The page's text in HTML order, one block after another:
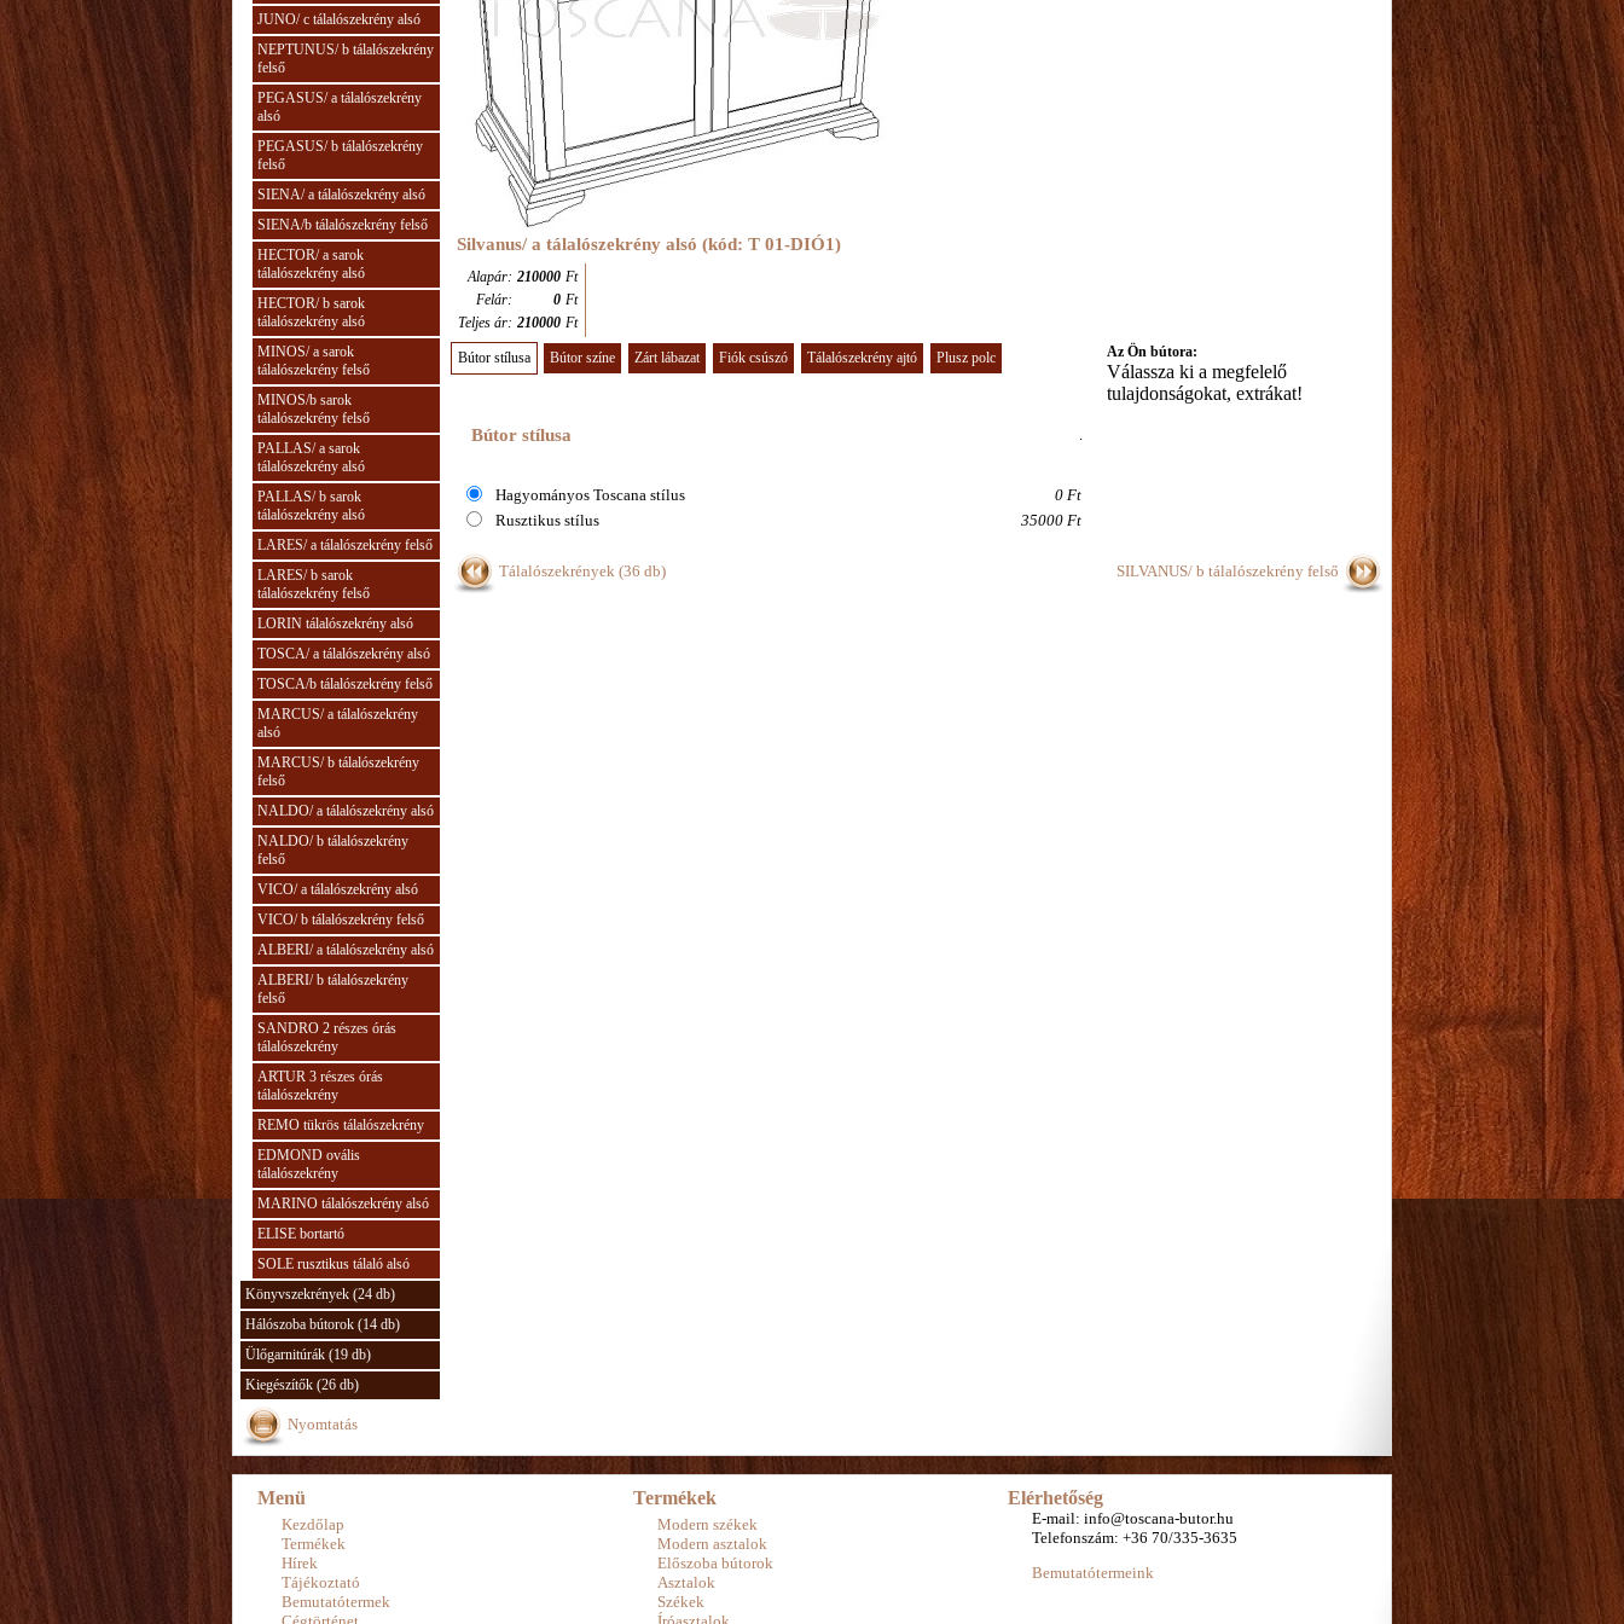
JUNO/ c tálalószekrény alsó
NEPTUNUS/ b tálalószekrény
felső
PEGASUS/ a tálalószekrény
alsó
PEGASUS/ b tálalószekrény
felső
SIENA/ a tálalószekrény alsó
SIENA/b tálalószekrény felső
HECTOR/ a sarok
tálalószekrény alsó
HECTOR/ b sarok
tálalószekrény alsó
MINOS/ a sarok
tálalószekrény felső
MINOS/b sarok
tálalószekrény felső
PALLAS/ a sarok
tálalószekrény alsó
PALLAS/ b sarok
tálalószekrény alsó
LARES/ a tálalószekrény felső
LARES/ b sarok
tálalószekrény felső
LORIN tálalószekrény alsó
TOSCA/ a tálalószekrény alsó
TOSCA/b tálalószekrény felső
MARCUS/ a tálalószekrény
alsó
MARCUS/ b tálalószekrény
felső
NALDO/ a tálalószekrény alsó
NALDO/ b tálalószekrény
felső
VICO/ a tálalószekrény alsó
VICO/ b tálalószekrény felső
ALBERI/ a tálalószekrény alsó
ALBERI/ b tálalószekrény
felső
SANDRO 2 részes órás
tálalószekrény
ARTUR 3 részes órás
tálalószekrény
REMO tükrös tálalószekrény
EDMOND ovális
tálalószekrény
MARINO tálalószekrény alsó
ELISE bortartó
SOLE rusztikus tálaló alsó
Könyvszekrények (24 db)
Hálószoba bútorok (14 db)
Ülőgarnitúrák (19 db)
Kiegészítők (26 db)
Nyomtatás
Silvanus/ a tálalószekrény alsó (kód: T 01-DIÓ1)
Alapár: 210000 Ft
Felár:
0 Ft
Teljes ár: 210000 Ft
Bútor stílusa Bútor színe Zárt lábazat Fiók csúszó Tálalószekrény ajtó Plusz polc
Bútor stílusa .
Hagyományos Toscana stílus
0 Ft
Rusztikus stílus
35000 Ft
Az Ön bútora:
Válassza ki a megfelelő
tulajdonságokat, extrákat!
Tálalószekrények (36 db) SILVANUS/ b tálalószekrény felső
Menü
Kezdőlap
Termékek
Hírek
Tájékoztató
Bemutatótermek
Termékek
Modern székek
Modern asztalok
Előszoba bútorok
Asztalok
Székek
Elérhetőség
E-mail: info@toscana-butor.hu
Telefonszám: +36 70/335-3635
Bemutatótermeink